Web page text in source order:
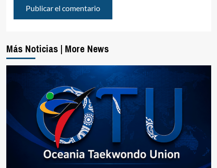
Más Noticias | More News